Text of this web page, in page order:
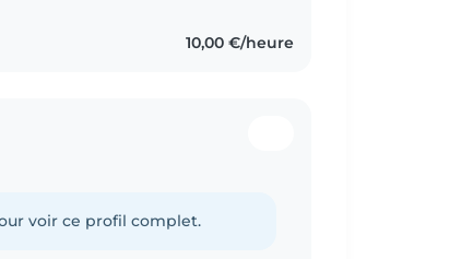
10,00 €/heure
voir ce profil complet.